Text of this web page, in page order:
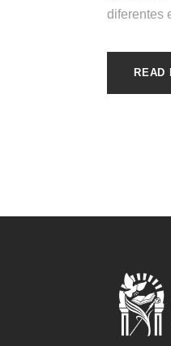
diferentes
READ